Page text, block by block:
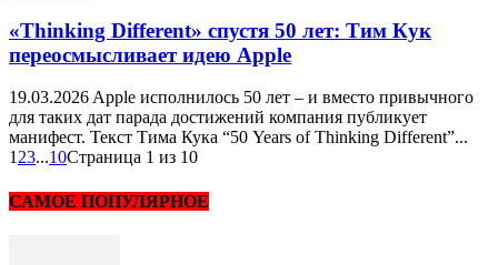
«Thinking Different» спустя 50 лет: Тим Кук
переосмысливает идею Apple
19.03.2026 Apple исполнилось 50 лет – и вместо привычного
для таких дат парада достижений компания публикует
манифест. Текст Тима Кука “50 Years of Thinking Different”...
1 23...10Страница 1 из 10
САМОЕ ПОПУЛЯРНОЕ